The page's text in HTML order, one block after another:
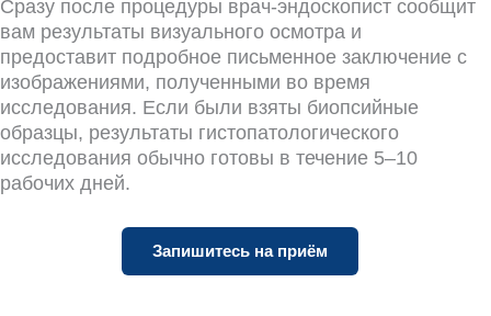
Сразу после процедуры врач-эндоскопист сообщит
вам результаты визуального осмотра и
предоставит подробное письменное заключение с
изображениями, полученными во время
исследования. Если были взяты биопсийные
образцы, результаты гистопатологического
исследования обычно готовы в течение 5–10
рабочих дней.
Запишитесь на приём